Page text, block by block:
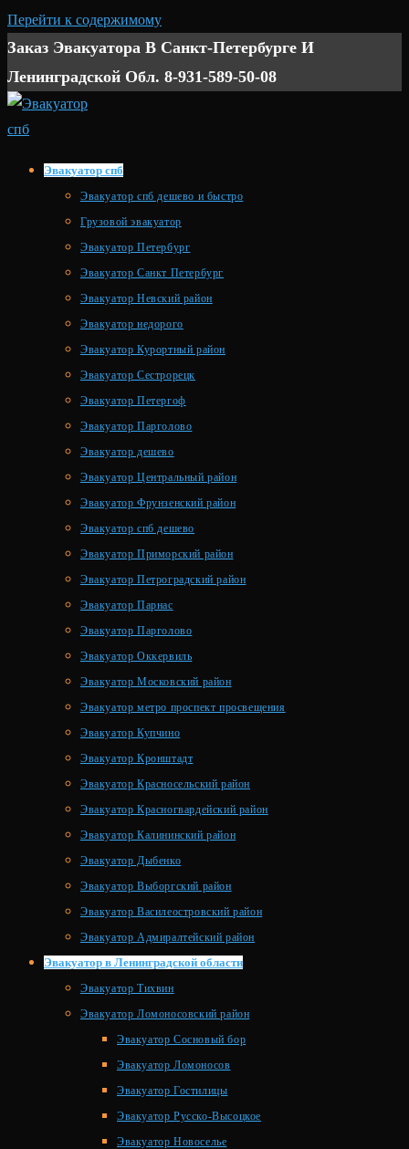
Перейти к содержимому
Заказ Эвакуатора В Санкт-Петербурге И
Ленинградской Обл. 8-931-589-50-08
Эвакуатор спб
Эвакуатор спб дешево и быстро
Грузовой эвакуатор
Эвакуатор Петербург
Эвакуатор Санкт Петербург
Эвакуатор Невский район
Эвакуатор недорого
Эвакуатор Курортный район
Эвакуатор Сестрорецк
Эвакуатор Петергоф
Эвакуатор Парголово
Эвакуатор дешево
Эвакуатор Центральный район
Эвакуатор Фрунзенский район
Эвакуатор спб дешево
Эвакуатор Приморский район
Эвакуатор Петроградский район
Эвакуатор Парнас
Эвакуатор Парголово
Эвакуатор Оккервиль
Эвакуатор Московский район
Эвакуатор метро проспект просвещения
Эвакуатор Купчино
Эвакуатор Кронштадт
Эвакуатор Красносельский район
Эвакуатор Красногвардейский район
Эвакуатор Калининский район
Эвакуатор Дыбенко
Эвакуатор Выборгский район
Эвакуатор Василеостровский район
Эвакуатор Адмиралтейский район
Эвакуатор в Ленинградской области
Эвакуатор Тихвин
Эвакуатор Ломоносовский район
Эвакуатор Сосновый бор
Эвакуатор Ломоносов
Эвакуатор Гостилицы
Эвакуатор Русско-Высоцкое
Эвакуатор Новоселье